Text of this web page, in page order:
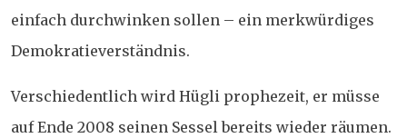
einfach durchwinken sollen – ein merkwürdiges
Demokratieverständnis.
Verschiedentlich wird Hügli prophezeit, er müsse
auf Ende 2008 seinen Sessel bereits wieder räumen.